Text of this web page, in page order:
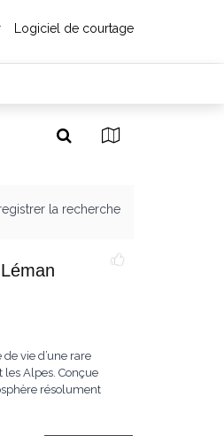
Logiciel de courtage
la recherche
vie d’une rare
Alpes. Conçue
résolument